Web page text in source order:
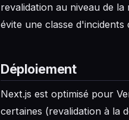
revalidation au niveau de
évite une classe d'incidents
Déploiement
Next.js est optimisé pour
certaines (revalidation à la